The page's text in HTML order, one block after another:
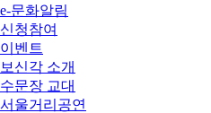
e-문화알림
신청참여
이벤트
보신각 소개
수문장 교대
서울거리공연